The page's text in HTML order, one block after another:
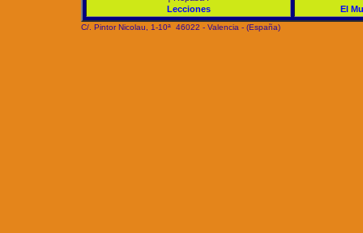
Lecciones
El
C/. Pintor Nicolau, 1-10ª 46022 - Valencia - (España)